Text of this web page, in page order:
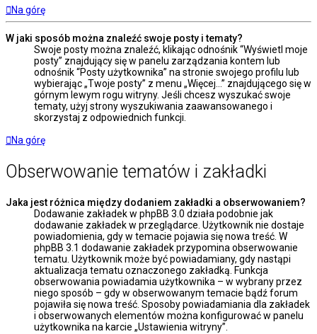
Na górę
W jaki sposób można znaleźć swoje posty i tematy?
Swoje posty można znaleźć, klikając odnośnik “Wyświetl moje
posty” znajdujący się w panelu zarządzania kontem lub
odnośnik “Posty użytkownika” na stronie swojego profilu lub
wybierając „Twoje posty” z menu „Więcej…” znajdującego się w
górnym lewym rogu witryny. Jeśli chcesz wyszukać swoje
tematy, użyj strony wyszukiwania zaawansowanego i
skorzystaj z odpowiednich funkcji.
Na górę
Obserwowanie tematów i zakładki
Jaka jest różnica między dodaniem zakładki a obserwowaniem?
Dodawanie zakładek w phpBB 3.0 działa podobnie jak
dodawanie zakładek w przeglądarce. Użytkownik nie dostaje
powiadomienia, gdy w temacie pojawia się nowa treść. W
phpBB 3.1 dodawanie zakładek przypomina obserwowanie
tematu. Użytkownik może być powiadamiany, gdy nastąpi
aktualizacja tematu oznaczonego zakładką. Funkcja
obserwowania powiadamia użytkownika – w wybrany przez
niego sposób – gdy w obserwowanym temacie bądź forum
pojawiła się nowa treść. Sposoby powiadamiania dla zakładek
i obserwowanych elementów można konfigurować w panelu
użytkownika na karcie „Ustawienia witryny”.